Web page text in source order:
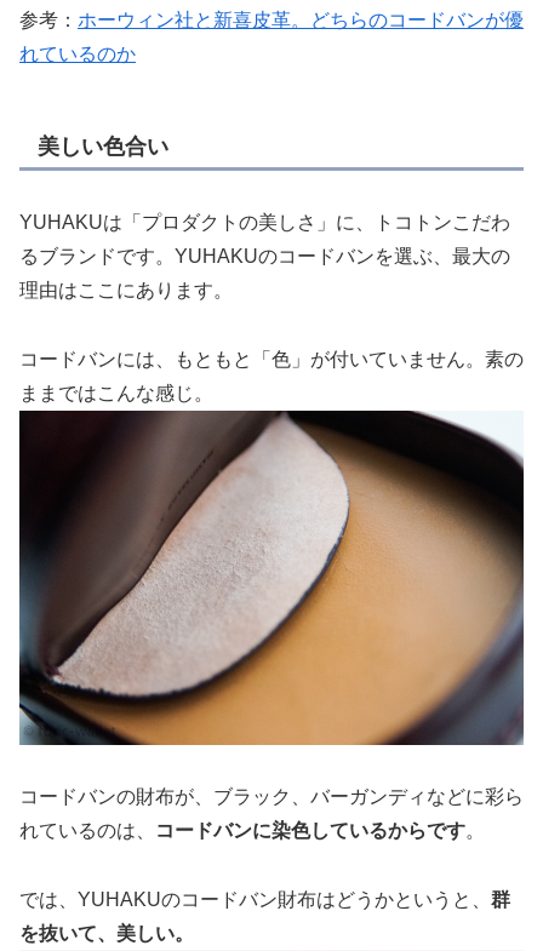
参考： ホーウィン社と新喜皮革。どちらのコードバンが優
れているのか
美しい色合い
YUHAKUは「プロダクトの美しさ」に、トコトンこだわ
るブランドです。YUHAKUのコードバンを選ぶ、最大の
理由はここにあります。
コードバンには、もともと「色」が付いていません。素の
ままではこんな感じ。
コードバンの財布が、ブラック、バーガンディなどに彩ら
れているのは、
コードバンに染色しているからです。
では、YUHAKUのコードバン財布はどうかというと、 群
を抜いて、美しい。